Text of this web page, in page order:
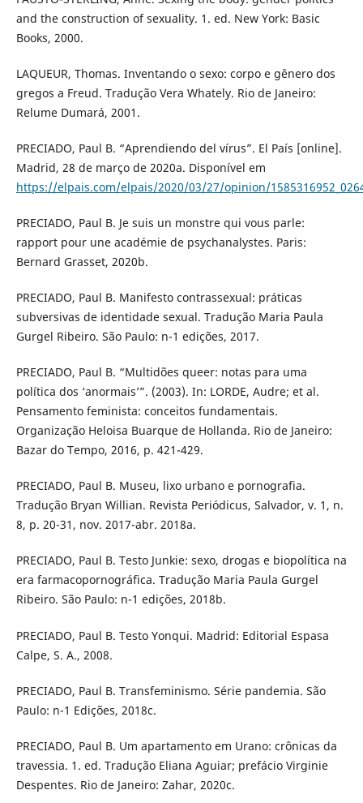
and the construction of sexuality. 1. ed. New York: Basic
Books, 2000.
LAQUEUR, Thomas. Inventando o sexo: corpo e gênero dos
gregos a Freud. Tradução Vera Whately. Rio de Janeiro:
Relume Dumará, 2001.
PRECIADO, Paul B. “Aprendiendo del vírus”. El País [online].
Madrid, 28 de março de 2020a. Disponível em
https://elpais.com/elpais/2020/03/27/opinion/
PRECIADO, Paul B. Je suis un monstre qui vous parle:
rapport pour une académie de psychanalystes. Paris:
Bernard Grasset, 2020b.
PRECIADO, Paul B. Manifesto contrassexual: práticas
subversivas de identidade sexual. Tradução Maria Paula
Gurgel Ribeiro. São Paulo: n-1 edições, 2017.
PRECIADO, Paul B. “Multidões queer: notas para uma
política dos ‘anormais’”. (2003). In: LORDE, Audre; et al.
Pensamento feminista: conceitos fundamentais.
Organização Heloisa Buarque de Hollanda. Rio de Janeiro:
Bazar do Tempo, 2016, p. 421-429.
PRECIADO, Paul B. Museu, lixo urbano e pornografia.
Tradução Bryan Willian. Revista Periódicus, Salvador, v. 1, n.
8, p. 20-31, nov. 2017-abr. 2018a.
PRECIADO, Paul B. Testo Junkie: sexo, drogas e biopolítica na
era farmacopornográfica. Tradução Maria Paula Gurgel
Ribeiro. São Paulo: n-1 edições, 2018b.
PRECIADO, Paul B. Testo Yonqui. Madrid: Editorial Espasa
Calpe, S. A., 2008.
PRECIADO, Paul B. Transfeminismo. Série pandemia. São
Paulo: n-1 Edições, 2018c.
PRECIADO, Paul B. Um apartamento em Urano: crônicas da
travessia. 1. ed. Tradução Eliana Aguiar; prefácio Virginie
Despentes. Rio de Janeiro: Zahar, 2020c.